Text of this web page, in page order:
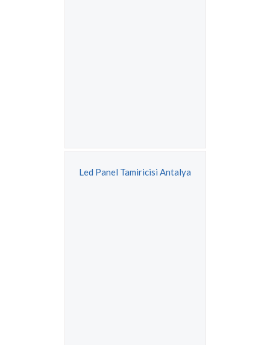
Led Panel Tamiricisi Antalya